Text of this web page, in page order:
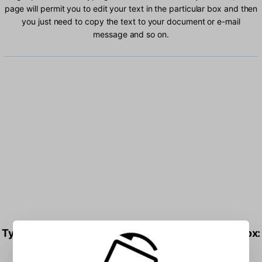
page will permit you to edit your text in the particular box and then
you just need to copy the text to your document or e-mail
message and so on.
Type Sami Extended Norway characters into the box: